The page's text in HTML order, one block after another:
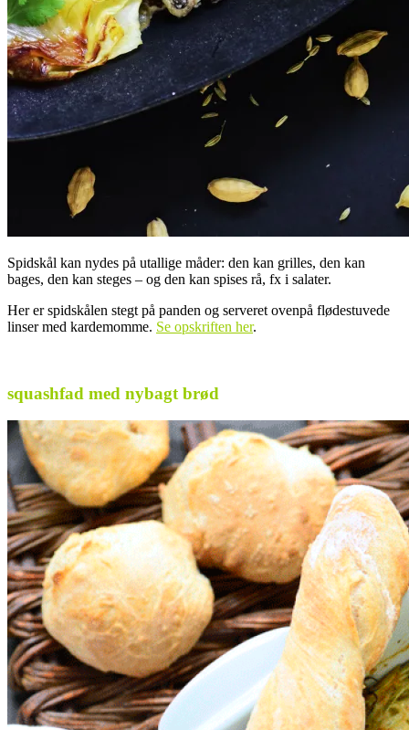
Spidskål kan nydes på utallige måder: den kan grilles, den kan
bages, den kan steges – og den kan spises rå, fx i salater.
Her er spidskålen stegt på panden og serveret ovenpå flødestuvede
linser med kardemomme. Se opskriften her.
squashfad med nybagt brød